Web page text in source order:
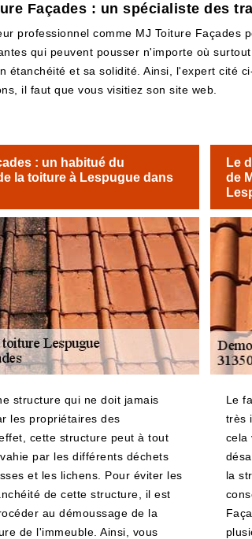
Façades : un spécialiste des
professionnel comme MJ Toiture
qui peuvent pousser n'importe où
étanchéité et sa solidité. Ainsi, l'expert cité
il faut que vous visitiez son site web.
: un habitué du
la toiture à Lespugue dans
structure qui ne doit jamais
les propriétaires des
cette structure peut à tout
par les différents déchets
et les lichens. Pour éviter les
de cette structure, il est
au démoussage de la
de l'immeuble. Ainsi, vous
Le
de
Le
très
cela
la